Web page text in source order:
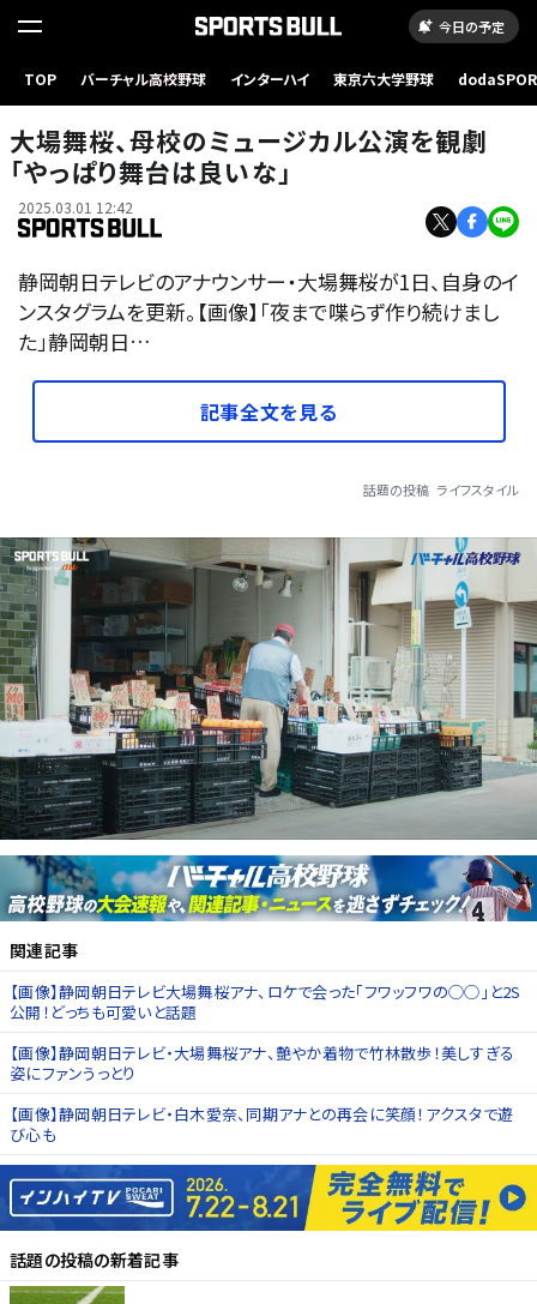
今日の予定
TOP バーチャル高校野球 インターハイ 東京六大学野球
大場舞桜、母校のミュージカル公演を観劇
「やっぱり舞台は良いな」
2025.03.01 12:42
静岡朝日テレビのアナウンサー・大場舞桜が1日、自身のイ
ンスタグラムを更新。【画像】「夜まで喋らず作り続けまし
た」静岡朝日…
記事全文を見る
話題の投稿 ライフスタイル
関連記事
【画像】静岡朝日テレビ大場舞桜アナ、ロケで会った「フワッフワの◯◯」と2S
公開！どっちも可愛いと話題
【画像】静岡朝日テレビ・大場舞桜アナ、艶やか着物で竹林散歩！美しすぎる
姿にファンうっとり
【画像】静岡朝日テレビ・白木愛奈、同期アナとの再会に笑顔！アクスタで遊
び心も
話題の投稿の新着記事